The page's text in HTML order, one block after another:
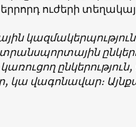
ուժերի
կա վագոնավար։